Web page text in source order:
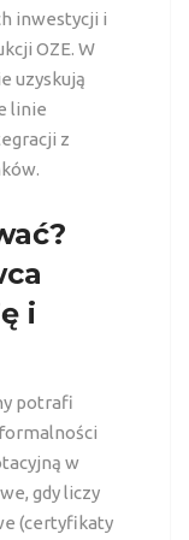
inwestycji i
OZE. W
uzyskują
linie
z
i
potrafi
w
gdy liczy
(certyfikaty